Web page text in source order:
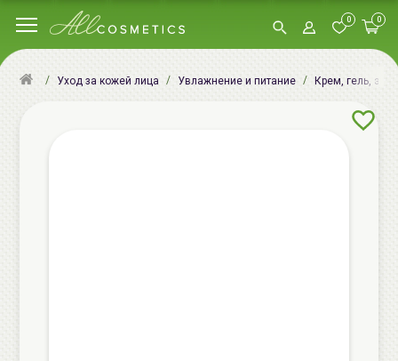
0 0
Уход за кожей лица Увлажнение и питание Крем, гель,